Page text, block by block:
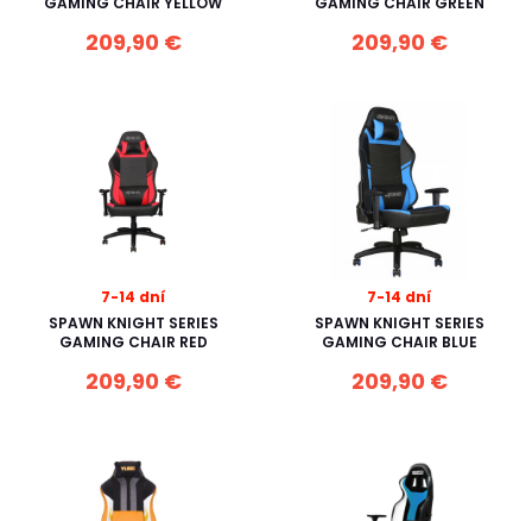
209,90 € 209,90 €
7-14 dní
SPAWN KNIGHT SERIES
GAMING CHAIR RED
209,90 €
7-14 dní
SPAWN KNIGHT SERIES
GAMING CHAIR BLUE
209,90 €